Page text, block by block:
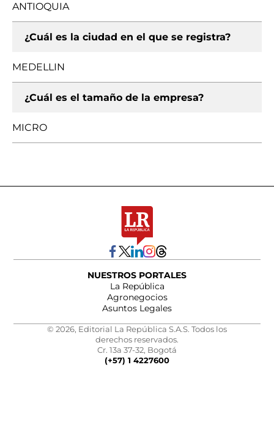
ANTIOQUIA
¿Cuál es la ciudad en el que se registra?
MEDELLIN
¿Cuál es el tamaño de la empresa?
MICRO
NUESTROS PORTALES
La República
Agronegocios
Asuntos Legales
© 2026, Editorial La República S.A.S. Todos los
derechos reservados.
Cr. 13a 37-32, Bogotá
(+57) 1 4227600